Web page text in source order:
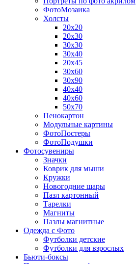
ФотоМозаика
Холсты
20х20
20х30
30х30
30х40
20х45
30х60
30х90
40х40
40х60
50х70
Пенокартон
Модульные картины
ФотоПостеры
ФотоПодушки
Фотоcувениры
Значки
Коврик для мыши
Кружки
Новогодние шары
Пазл картонный
Тарелки
Магниты
Пазлы магнитные
Одежда с Фото
Футболки детские
Футболки для взрослых
Бьюти-боксы